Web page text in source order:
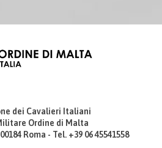
dei Cavalieri Italiani
Ordine di Malta
Roma - Tel. +39 06 45541558